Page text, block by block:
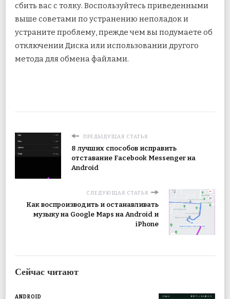
сбить вас с толку. Воспользуйтесь приведенными
выше советами по устранению неполадок и
устраните проблему, прежде чем вы подумаете об
отключении Диска или использовании другого
метода для обмена файлами.
ПРЕДЫДУЩАЯ СТАТЬЯ
8 лучших способов исправить
отставание Facebook Messenger на
Android
СЛЕДУЮЩАЯ СТАТЬЯ
Как воспроизводить и останавливать
музыку на Google Maps на Android и
iPhone
Сейчас читают
ANDROID